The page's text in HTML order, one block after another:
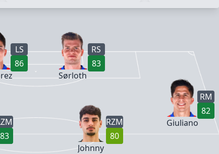
RM
82
Giuliano
RZM
80
Johnny
83
RS
83
Sørloth
LS
86